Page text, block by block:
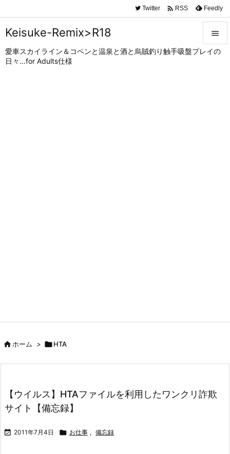
Keisuke-Remix>R18
愛車スカイライン＆コペンと温泉と酒と烏賊釣り触手吸盤プレイの
日々…for Adults仕様


Twitter  RSS Feedly
ホーム > HTA
【ウイルス】HTAファイルを利用したワンクリ詐欺
サイト【備忘録】
 2011年7月4日  お仕事 , 備忘録